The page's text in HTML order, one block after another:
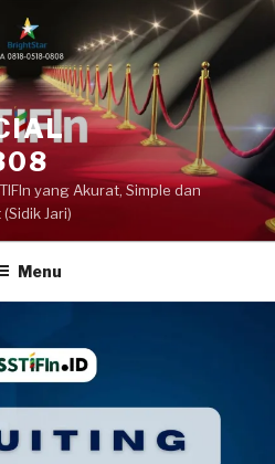
yang Akurat, Simple dan
Jari)
Menu